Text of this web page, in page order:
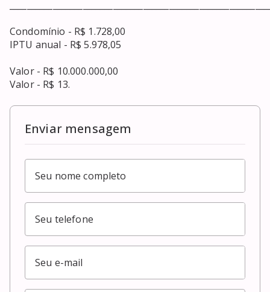
Condomínio - R$ 1.728,00
IPTU anual - R$ 5.978,05
Valor - R$ 10.000.000,00
Valor - R$ 13.
Enviar mensagem